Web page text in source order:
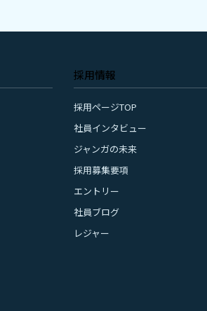
採用情報
採用ページTOP
社員インタビュー
ジャンガの未来
採用募集要項
エントリー
社員ブログ
レジャー